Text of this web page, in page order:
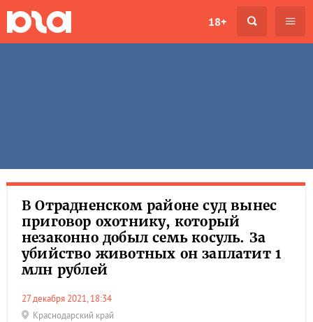
18+
В Отрадненском районе суд вынес
приговор охотнику, который
незаконно добыл семь косуль. За
убийство животных он заплатит 1
млн рублей
27 декабря 2021, 18:34
Краснодарский край